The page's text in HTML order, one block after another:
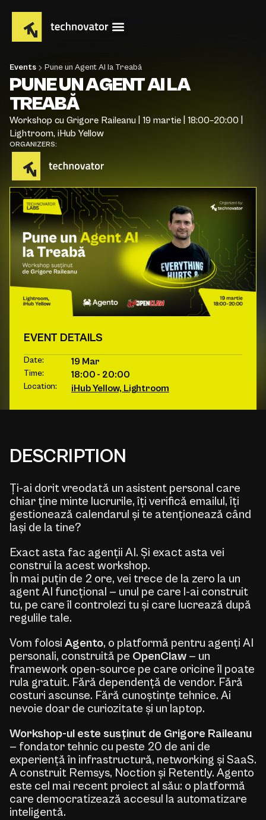
Events Pune un Agent AI la Treabă
PUNE UN AGENT AI LA
TREABĂ
Workshop cu Grigore Raileanu | 19 martie | 18:00–20:00 |
Lightroom, iHub Yellow
ORGANIZERS:
EVENT DETAILS
Date: 19 Mar
Time: 18:00 - 20:00
Location: iHub Yellow, Lightroom
DESCRIPTION
Ți-ai dorit vreodată un asistent personal care
chiar ține minte lucrurile, îți verifică emailul, îți
gestionează calendarul și te atenționează când
lași de la tine?
Exact asta fac agenții AI. Și exact asta vei
construi la acest workshop.
În mai puțin de 2 ore, vei trece de la zero la un
agent AI funcțional — unul pe care l-ai construit
tu, pe care îl controlezi tu și care lucrează după
regulile tale.
Vom folosi Agento, o platformă pentru agenți AI
personali, construită pe OpenClaw — un
framework open-source pe care oricine îl poate
rula gratuit. Fără dependență de vendor. Fără
costuri ascunse. Fără cunoștințe tehnice. Ai
nevoie doar de curiozitate și un laptop.
Workshop-ul este susținut de Grigore Raileanu
— fondator tehnic cu peste 20 de ani de
experiență în infrastructură, networking și SaaS.
A construit Remsys, Noction și Retently. Agento
este cel mai recent proiect al său: o platformă
care democratizează accesul la automatizare
inteligentă.